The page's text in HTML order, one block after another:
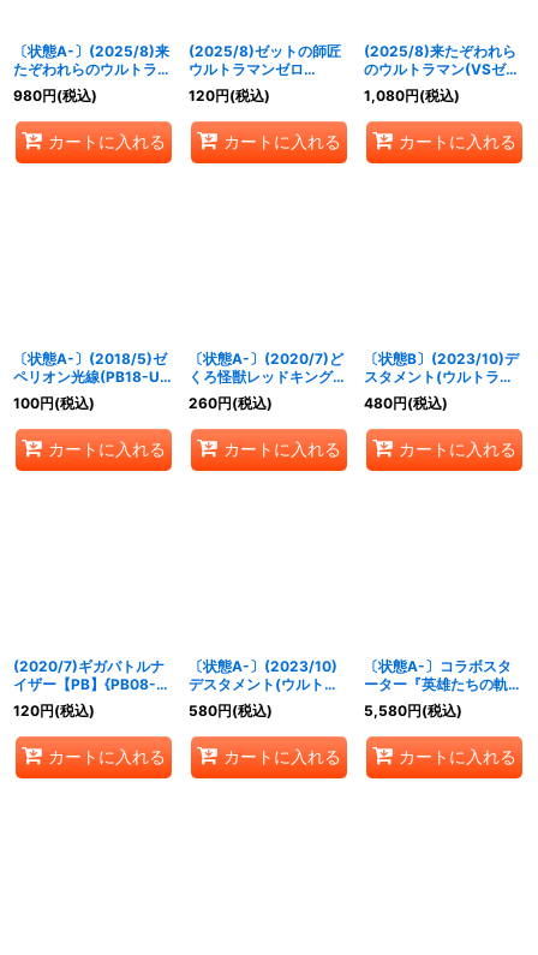
〔状態A-〕(2025/8)来
たぞわれらのウルトラマ
ン(VSゼットンイラス
ト)【LM】{LM19-U07}
《青》
980円(税込)
カートに入れる
(2025/8)ゼットの師匠
ウルトラマンゼロ
(ULTRAMANCARDGA
MEロゴ入)【M】
{CB18-057}《白》
120円(税込)
カートに入れる
(2025/8)来たぞわれら
のウルトラマン(VSゼッ
トンイラスト)【LM】
{LM19-U07}《青》
1,080円(税込)
カートに入れる
〔状態A-〕(2018/5)ゼ
ペリオン光線(PB18-U収
録)【C】{CB01-061}
《青》
100円(税込)
カートに入れる
〔状態A-〕(2020/7)ど
くろ怪獣レッドキング
[2]【PB】{PB08-003}
《多》
260円(税込)
カートに入れる
〔状態B〕(2023/10)デ
スタメント(ウルトラマ
ンベリアル イラスト)
【C】{BS52-069}
《紫》
480円(税込)
カートに入れる
(2020/7)ギガバトルナ
イザー【PB】{PB08-
013}《多》
120円(税込)
カートに入れる
〔状態A-〕(2023/10)
デスタメント(ウルトラ
マンベリアル イラスト)
【C】{BS52-069}
《紫》
580円(税込)
カートに入れる
〔状態A-〕コラボスタ
ーター『英雄たちの軌跡
(PB32)』【-】{-}《サ
プライ》
5,580円(税込)
カートに入れる